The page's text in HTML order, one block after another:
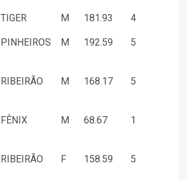
TIGER M 181.93 4
PINHEIROS M 192.59 5
RIBEIRÃO M 168.17 5
FÊNIX M 68.67 1
RIBEIRÃO F 158.59 5